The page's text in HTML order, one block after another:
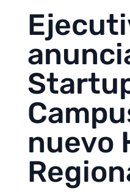
nuevo